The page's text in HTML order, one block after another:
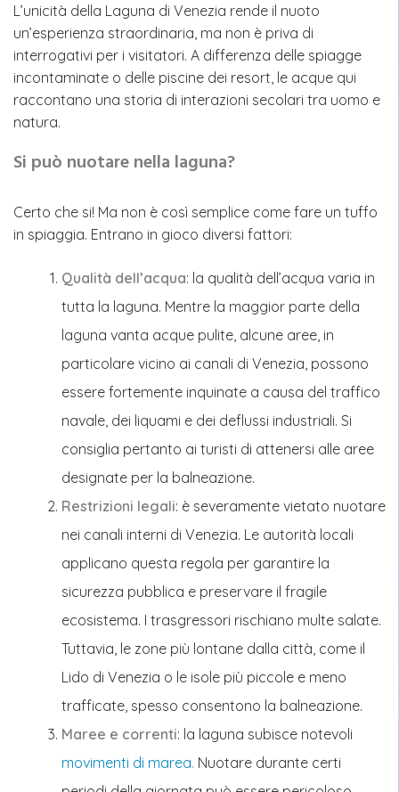
L’unicità della Laguna di Venezia rende il nuoto
un’esperienza straordinaria, ma non è priva di
interrogativi per i visitatori. A differenza delle spiagge
incontaminate o delle piscine dei resort, le acque qui
raccontano una storia di interazioni secolari tra uomo e
natura.
Si può nuotare nella laguna?
Certo che si! Ma non è così semplice come fare un tuffo
in spiaggia. Entrano in gioco diversi fattori:
Qualità dell’acqua: la qualità dell’acqua varia in
tutta la laguna. Mentre la maggior parte della
laguna vanta acque pulite, alcune aree, in
particolare vicino ai canali di Venezia, possono
essere fortemente inquinate a causa del traffico
navale, dei liquami e dei deflussi industriali. Si
consiglia pertanto ai turisti di attenersi alle aree
designate per la balneazione.
Restrizioni legali: è severamente vietato nuotare
nei canali interni di Venezia. Le autorità locali
applicano questa regola per garantire la
sicurezza pubblica e preservare il fragile
ecosistema. I trasgressori rischiano multe salate.
Tuttavia, le zone più lontane dalla città, come il
Lido di Venezia o le isole più piccole e meno
trafficate, spesso consentono la balneazione.
Maree e correnti: la laguna subisce notevoli
movimenti di marea. Nuotare durante certi